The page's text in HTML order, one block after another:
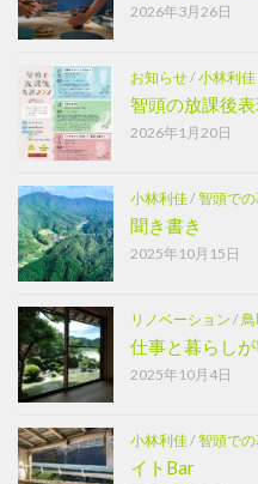
2026年3月26日
お知らせ/小林利佳
智頭の放課後
2026年1月20日
小林利佳/智頭での
聞き書き
2025年10月15日
リノベーション /
仕事と暮らし
2025年10月4日
小林利佳/智頭での
イトBar